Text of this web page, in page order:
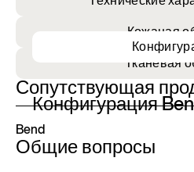
Кожаная
Тканевая
Конфигурация
Сопутствующая
Bend
Общие вопросы